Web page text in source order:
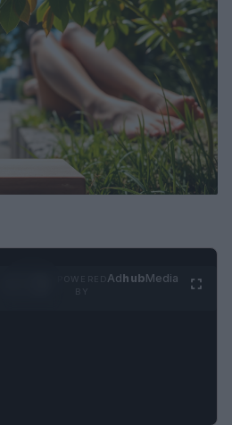
AdhubMedia